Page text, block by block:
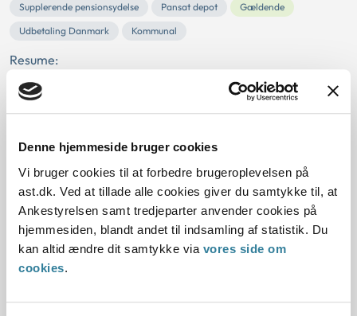
Denne hjemmeside bruger cookies
Vi bruger cookies til at forbedre brugeroplevelsen på
ast.dk. Ved at tillade alle cookies giver du samtykke til, at
Ankestyrelsen samt tredjeparter anvender cookies på
hjemmesiden, blandt andet til indsamling af statistik. Du
kan altid ændre dit samtykke via vores side om
cookies.
Supplerende pensionsydelse Pansat depot
Gældende
Udbetaling Danmark
Kommunal
Resume:
Værdipapirer pantsat i depot kunne ikke betragtes som
likvid formue. Ankestyrelsen lagde vægt på, at de
værdipapirer, som var i depot, var pantsat som...
Ankestyrelsens principafgørelse 103-
09
01-01-2009
Pension Personligt tillæg Tandbehandling
Ugyldig afgørelse